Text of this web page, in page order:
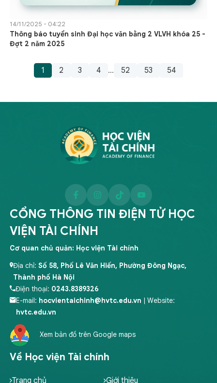
14/11/2025 - 04:22
Thông báo tuyển sinh Đại học văn bằng 2 VLVH khóa 25 -
Đợt 2 năm 2025
1 2 3 4 ... 52 53 54
Về Học viện Tài chính
Trang chủ Giới thiệu
CỔNG THÔNG TIN ĐIỆN TỬ HỌC
VIỆN TÀI CHÍNH
Cơ quan chủ quản: Học viện Tài chính
Địa chỉ: Số 58, Phố Lê Văn Hiến, Phường Đông Ngạc,
Thành phố Hà Nội
Điện thoại: 0243.8389326
E-mail: hocvientaichinh@hvtc.edu.vn
| Website:
hvtc.edu.vn
Xem bản đồ trên Google maps